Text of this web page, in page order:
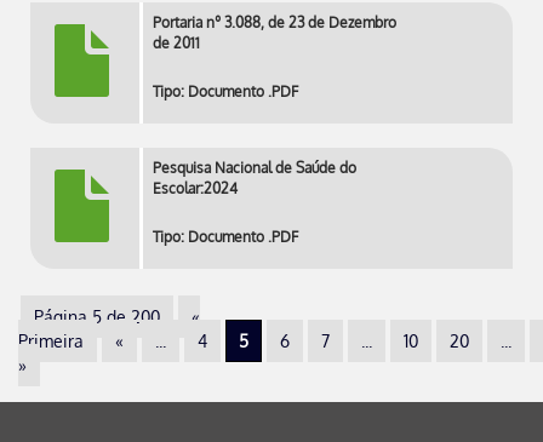
Portaria nº 3.088, de 23 de Dezembro
de 2011
Tipo: Documento .PDF
Pesquisa Nacional de Saúde do
Escolar:2024
Tipo: Documento .PDF
Página 5 de 200
«
Primeira
« 4 5 6 7 10 20
»